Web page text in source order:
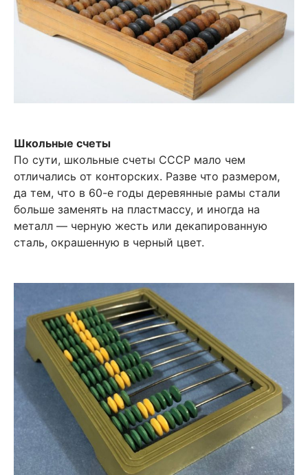
Школьные счеты
По сути, школьные счеты СССР мало чем
отличались от конторских. Разве что размером,
да тем, что в 60-е годы деревянные рамы стали
больше заменять на пластмассу, и иногда на
металл — черную жесть или декапированную
сталь, окрашенную в черный цвет.